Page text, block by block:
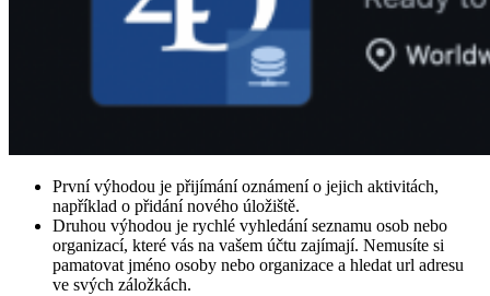
První výhodou je přijímání oznámení o jejich aktivitách,
například o přidání nového úložiště.
Druhou výhodou je rychlé vyhledání seznamu osob nebo
organizací, které vás na vašem účtu zajímají. Nemusíte si
pamatovat jméno osoby nebo organizace a hledat url adresu
ve svých záložkách.